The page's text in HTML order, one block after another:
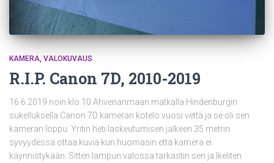
KAMERA VALOKUVAUS
R.I.P. Canon 7D, 2010-2019
16.6.2019 noin klo 10 Ahvenanmaan matkalla Hindenburgin
sukelluksella Canon 7D kameran kotelo vuosi vettä ja se oli sen
kameran loppu. Yritin heti laskeutumisen jälkeen 35 metrin
syvyydessä ottaa kuvia kun huomasin että kamera ei
käynnistykään. Sitten lampun valossa tarkastin sen ja Ikeliten